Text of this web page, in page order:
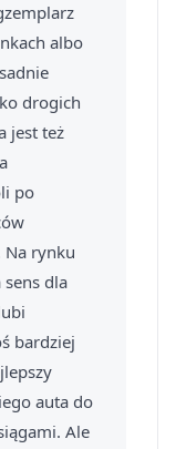
albo
drogich
jest też
po
rynku
dla
bardziej
auta do
Ale